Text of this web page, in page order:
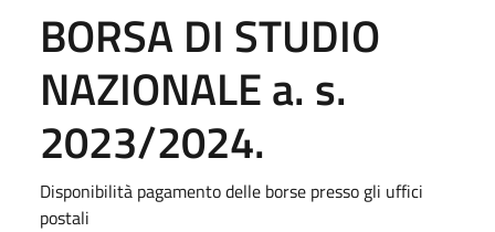
BORSA DI STUDIO
NAZIONALE a. s.
2023/2024.
Disponibilità pagamento delle borse presso gli uffici
postali